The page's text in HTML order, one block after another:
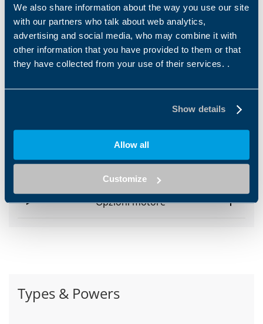
We also share information about the way you use our site
with our partners who talk about web analytics,
advertising and social media, who may combine it with
other information that you have provided to them or that
they have collected from your use of their services. .
Show details
Allow all
Customize
Alimentazione
Caratteristiche hardware
Caratteristiche software
Gamma di potenza
Opzioni motore
Types & Powers